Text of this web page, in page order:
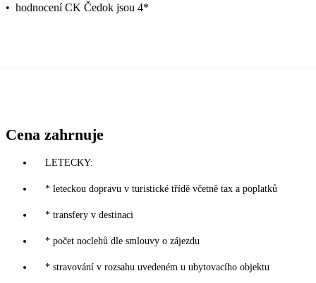
• hodnocení CK Čedok jsou 4*
Cena zahrnuje
LETECKY:
* leteckou dopravu v turistické třídě včetně tax a poplatků
* transfery v destinaci
* počet noclehů dle smlouvy o zájezdu
* stravování v rozsahu uvedeném u ubytovacího objektu